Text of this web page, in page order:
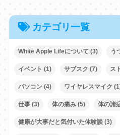
カテゴリ一覧
White Apple Lifeについて (3) う
イベント (1) サブスク (7) ス
パソコン(4) ワイヤレスマイク
仕事(3) 体の痛み(5) 体の諸
健康が大事だと気付いた体験談(3)